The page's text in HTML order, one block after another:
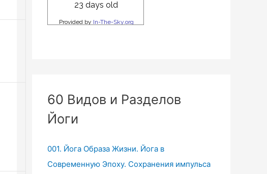
60 Видов и Разделов
Йоги
001. Йога Образа Жизни. Йога в
Современную Эпоху. Сохранения импульса